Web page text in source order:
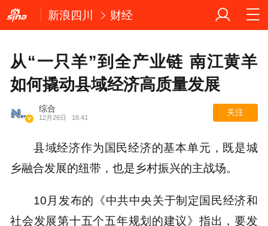
新浪四川 财经
从“一只羊”到全产业链 南江黄羊
如何撬动县域经济高质量发展
综合
12月26日 16:41
关注
县域经济作为国民经济的基本单元，既是城
乡融合发展的纽带，也是乡村振兴的主战场。
10月发布的《中共中央关于制定国民经济和
社会发展第十五个五年规划的建议》指出，要发